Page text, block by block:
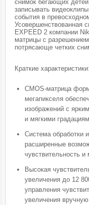
снимок бегающих
записывать
события в
Усовершенствованная
EXPEED 2 компании
матрицы с
потрясающе четких
Краткие характеристики:
CMOS-матрица
мегапикселя
изображений с
и мягкими
Система обработки
расширенные
чувствительность
Высокая
увеличения до 12
управления
увеличения